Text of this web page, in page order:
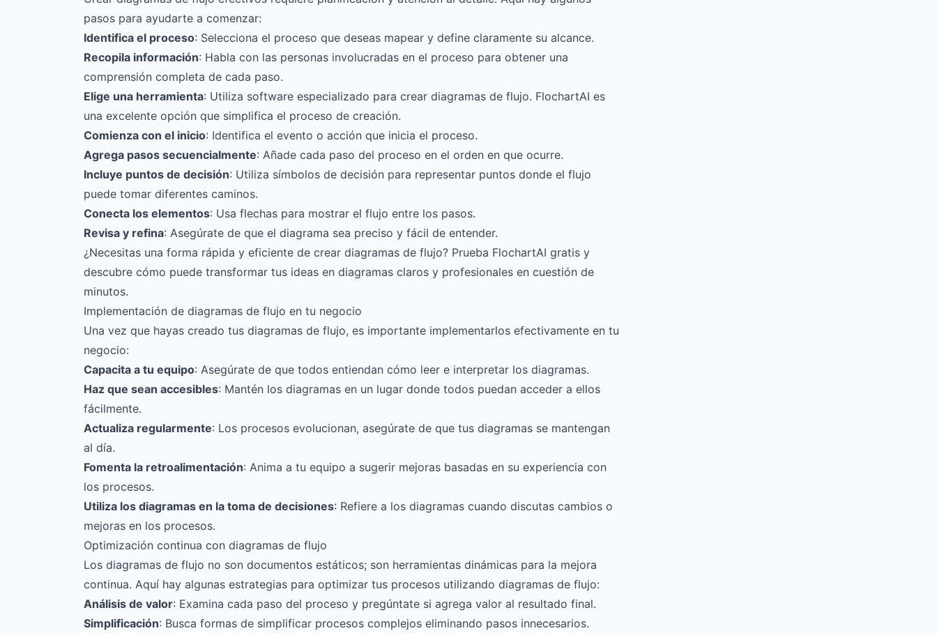
pasos para ayudarte a comenzar:
Identifica el proceso: Selecciona el proceso que deseas mapear y define claramente su alcance.
Recopila información: Habla con las personas involucradas en el proceso para obtener una
comprensión completa de cada paso.
Elige una herramienta: Utiliza software especializado para crear diagramas de flujo. FlochartAI es
una excelente opción que simplifica el proceso de creación.
Comienza con el inicio: Identifica el evento o acción que inicia el proceso.
Agrega pasos secuencialmente: Añade cada paso del proceso en el orden en que ocurre.
Incluye puntos de decisión: Utiliza símbolos de decisión para representar puntos donde el flujo
puede tomar diferentes caminos.
Conecta los elementos: Usa flechas para mostrar el flujo entre los pasos.
Revisa y refina: Asegúrate de que el diagrama sea preciso y fácil de entender.
¿Necesitas una forma rápida y eficiente de crear diagramas de flujo? Prueba FlochartAI gratis y
descubre cómo puede transformar tus ideas en diagramas claros y profesionales en cuestión de
minutos.
Implementación de diagramas de flujo en tu negocio
Una vez que hayas creado tus diagramas de flujo, es importante implementarlos efectivamente en tu
negocio:
Capacita a tu equipo: Asegúrate de que todos entiendan cómo leer e interpretar los diagramas.
Haz que sean accesibles: Mantén los diagramas en un lugar donde todos puedan acceder a ellos
fácilmente.
Actualiza regularmente: Los procesos evolucionan, asegúrate de que tus diagramas se mantengan
al día.
Fomenta la retroalimentación: Anima a tu equipo a sugerir mejoras basadas en su experiencia con
los procesos.
Utiliza los diagramas en la toma de decisiones: Refiere a los diagramas cuando discutas cambios o
mejoras en los procesos.
Optimización continua con diagramas de flujo
Los diagramas de flujo no son documentos estáticos; son herramientas dinámicas para la mejora
continua. Aquí hay algunas estrategias para optimizar tus procesos utilizando diagramas de flujo:
Análisis de valor: Examina cada paso del proceso y pregúntate si agrega valor al resultado final.
Simplificación: Busca formas de simplificar procesos complejos eliminando pasos innecesarios.